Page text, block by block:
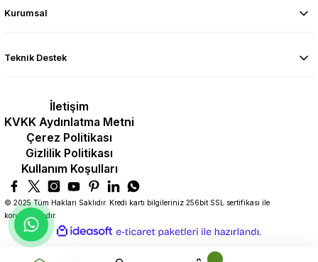
Kurumsal
Teknik Destek
İletişim
KVKK Aydınlatma Metni
Çerez Politikası
Gizlilik Politikası
Kullanım Koşulları
© 2025 Tüm Hakları Saklıdır. Kredi kartı bilgileriniz 256bit SSL sertifikası ile
korunmaktadır.
ideasoft
e-
paketleri